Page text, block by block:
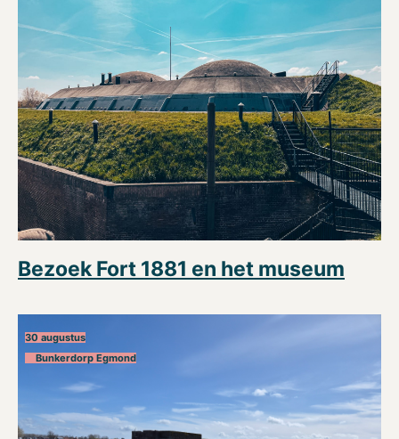
Bezoek Fort 1881 en het museum
30 augustus
Bunkerdorp Egmond